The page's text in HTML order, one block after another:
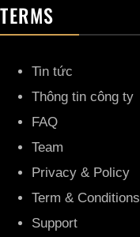
TERMS
Tin tức
Thông tin công ty
FAQ
Team
Privacy & Policy
Term & Conditions
Support